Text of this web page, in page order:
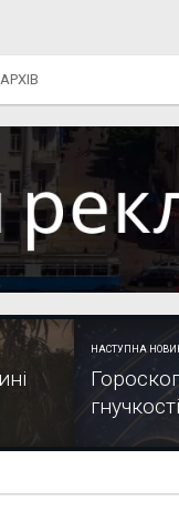
АРХІВ
НАСТУПНА